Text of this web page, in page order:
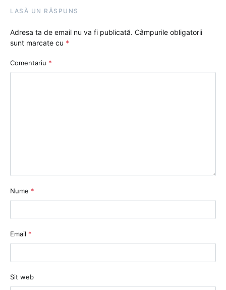
LASĂ UN RĂSPUNS
Adresa ta de email nu va fi publicată. Câmpurile obligatorii
sunt marcate cu *
Comentariu *
Nume *
Email *
Sit web